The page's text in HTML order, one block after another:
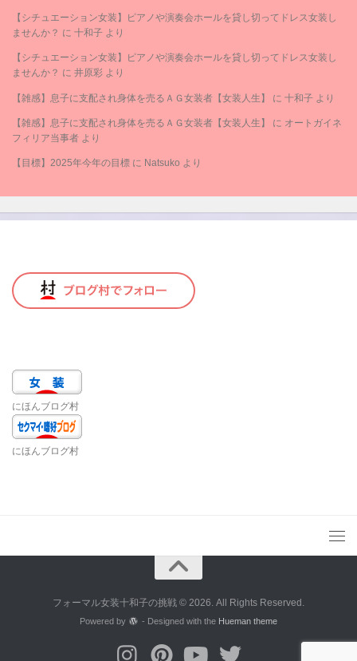
【シチュエーション女装】ピアノや演奏会ホールを貸し切ってドレス女装し
ませんか？ に 十和子 より
【シチュエーション女装】ピアノや演奏会ホールを貸し切ってドレス女装し
ませんか？ に 井原彩 より
【雑感】息子に支配され身体を売るＡＧ女装者【女装人生】 に 十和子 より
【雑感】息子に支配され身体を売るＡＧ女装者【女装人生】 に オートガイネ
フィリア当事者 より
【目標】2025年今年の目標 に Natsuko より
にほんブログ村
にほんブログ村
フォーマル女装十和子の挑戦 © 2026. All Rights Reserved.
Powered by - Designed with the Hueman theme